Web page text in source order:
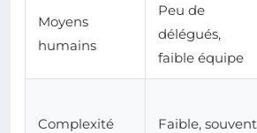
Moyens
humains
Peu de
délégués,
faible équipe
Complexité
Faible, souvent